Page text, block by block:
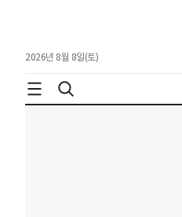
2026년 8월 8일(토)